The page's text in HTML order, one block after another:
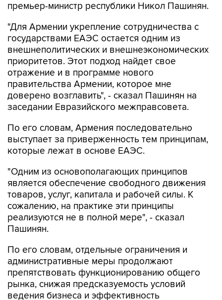
"Для Армении укрепление сотрудничества с
внешнеполитических и внешнеэкономических
приоритетов. Этот подход найдет свое
отражение и в программе нового
правительства Армении, которое мне
доверено возглавить", - сказал Пашинян на
заседании Евразийского межправсовета.
По его словам, Армения последовательно
которые лежат в основе ЕАЭС.
"Одним из основополагающих принципов
товаров, услуг, капитала и рабочей силы. К
сожалению, на практике эти принципы
реализуются не в полной мере", - сказал
Пашинян.
По его словам, отдельные ограничения и
препятствовать функционированию общего
рынка, снижая предсказуемость условий
ведения бизнеса и эффективность
интеграционных процессов.